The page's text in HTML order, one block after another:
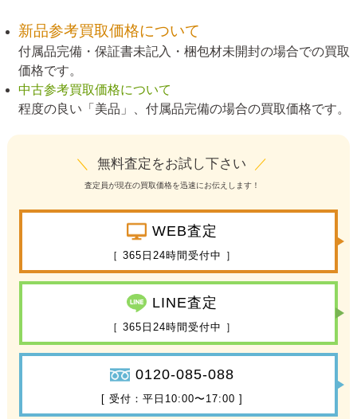
新品参考買取価格について
付属品完備・保証書未記入・梱包材未開封の場合での買取
価格です。
中古参考買取価格について
程度の良い「美品」、付属品完備の場合の買取価格です。
＼ 無料査定をお試し下さい ／
査定員が現在の買取価格を迅速にお伝えします！
WEB査定
［ 365日24時間受付中 ］
LINE査定
［ 365日24時間受付中 ］
0120-085-088
[ 受付：平日10:00〜17:00 ]